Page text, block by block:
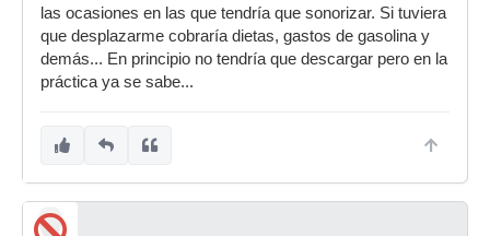
las ocasiones en las que tendría que sonorizar. Si tuviera
que desplazarme cobraría dietas, gastos de gasolina y
demás... En principio no tendría que descargar pero en la
práctica ya se sabe...